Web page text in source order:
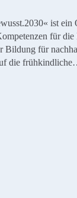
ist ein
für
Bildung für
die